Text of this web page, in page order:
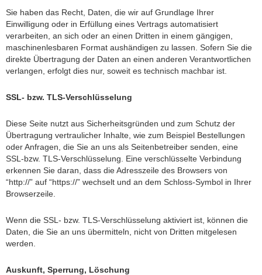
Sie haben das Recht, Daten, die wir auf Grundlage Ihrer
Einwilligung oder in Erfüllung eines Vertrags automatisiert
verarbeiten, an sich oder an einen Dritten in einem gängigen,
maschinenlesbaren Format aushändigen zu lassen. Sofern Sie die
direkte Übertragung der Daten an einen anderen Verantwortlichen
verlangen, erfolgt dies nur, soweit es technisch machbar ist.
SSL- bzw. TLS-Verschlüsselung
Diese Seite nutzt aus Sicherheitsgründen und zum Schutz der
Übertragung vertraulicher Inhalte, wie zum Beispiel Bestellungen
oder Anfragen, die Sie an uns als Seitenbetreiber senden, eine
SSL-bzw. TLS-Verschlüsselung. Eine verschlüsselte Verbindung
erkennen Sie daran, dass die Adresszeile des Browsers von
“http://” auf “https://” wechselt und an dem Schloss-Symbol in Ihrer
Browserzeile.
Wenn die SSL- bzw. TLS-Verschlüsselung aktiviert ist, können die
Daten, die Sie an uns übermitteln, nicht von Dritten mitgelesen
werden.
Auskunft, Sperrung, Löschung